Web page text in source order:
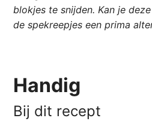
blokjes te snijden. Kan je
de spekreepjes een prima
Handig
Bij dit recept